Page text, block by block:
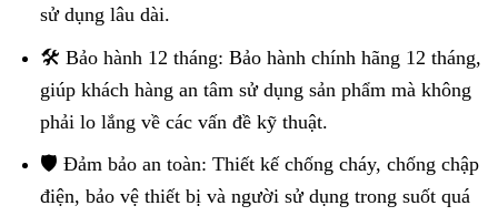
sử dụng lâu dài.
🛠️ Bảo hành 12 tháng: Bảo hành chính hãng 12 tháng,
giúp khách hàng an tâm sử dụng sản phẩm mà không
phải lo lắng về các vấn đề kỹ thuật.
🛡️ Đảm bảo an toàn: Thiết kế chống cháy, chống chập
điện, bảo vệ thiết bị và người sử dụng trong suốt quá